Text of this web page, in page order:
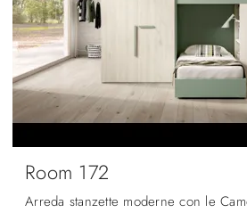
Room 172